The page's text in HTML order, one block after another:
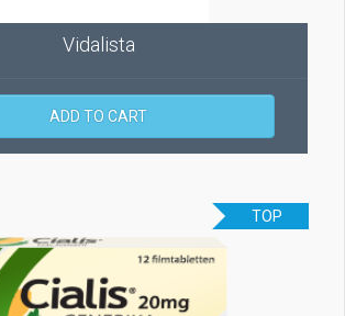
Vidalista
ADD TO CART
TOP